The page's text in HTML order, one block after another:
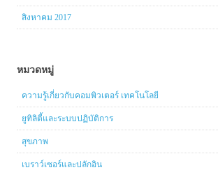
สิงหาคม 2017
หมวดหมู่
ความรู้เกี่ยวกับคอมพิวเตอร์ เทคโนโลยี
ยูทิลิตี้และระบบปฏิบัติการ
สุขภาพ
เบราว์เซอร์และปลักอิน